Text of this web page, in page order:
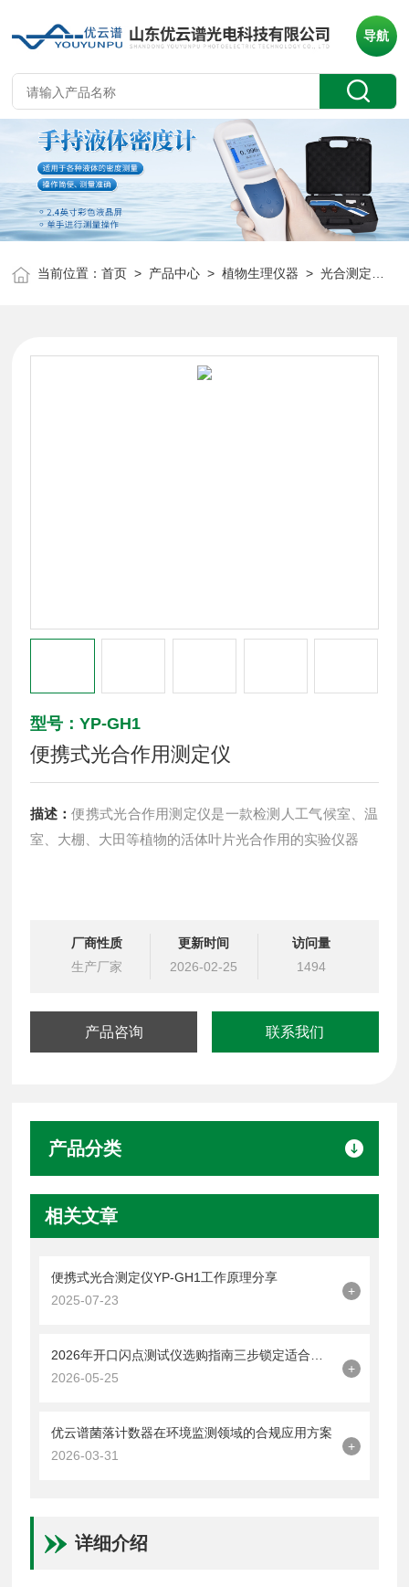
导航
当前位置：首页 > 产品中心 >植物生理仪器 >光合测定仪
型号：YP-GH1
便携式光合作用测定仪
描述：便携式光合作用测定仪是一款检测人工气候室、温
室、大棚、大田等植物的活体叶片光合作用的实验仪器
厂商性质
生产厂家
更新时间
2026-02-25
访问量
1494
产品咨询 联系我们
产品分类
相关文章
便携式光合测定仪YP-GH1工作原理分享
2025-07-23
+
2026年开口闪点测试仪选购指南三步锁定适合的检测设备
2026-05-25
+
优云谱菌落计数器在环境监测领域的合规应用方案
2026-03-31
+
详细介绍